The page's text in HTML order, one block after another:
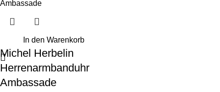
In den Warenkorb
Michel Herbelin
Herrenarmbanduhr
Ambassade